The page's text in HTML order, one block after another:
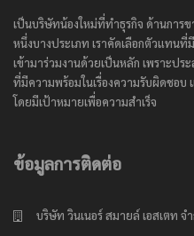
เป็นบริษัทน้องใหม่ที่ทำธุรกิจ ด้านการ
หนึ่งบางประเภท เราคัดเลือกตัวแทน
เข้ามาร่วมงานด้วยเป็นหลัก เพราะป
ที่มีความพร้อมในเรื่องความรับผิดชอบ
โดยมีเป้าหมายเพื่อความสำเร็จ
ข้อมูลการติดต่อ
บริษัท วินเนอร์ สมายล์ เอสเตท จ